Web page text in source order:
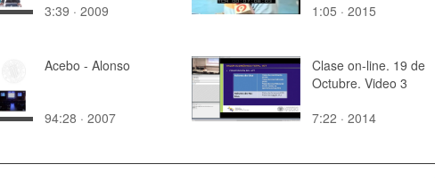
3:39 · 2009
1:05 · 2015
Acebo - Alonso
94:28 · 2007
Clase on-line. 19 de
Octubre. Video 3
7:22 · 2014